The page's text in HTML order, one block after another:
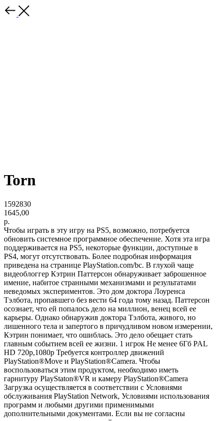
Torn
1592830
1645,00
р.
Чтобы играть в эту игру на PS5, возможно, потребуется
обновить системное программное обеспечение. Хотя эта игра
поддерживается на PS5, некоторые функции, доступные в
PS4, могут отсутствовать. Более подробная информация
приведена на странице PlayStation.com/bc. В глухой чаще
видеоблоггер Кэтрин Паттерсон обнаруживает заброшенное
имение, набитое странными механизмами и результатами
неведомых экспериментов. Это дом доктора Лоуренса
Тэлбота, пропавшего без вести 64 года тому назад. Паттерсон
осознает, что ей попалось дело на миллион, венец всей ее
карьеры. Однако обнаружив доктора Тэлбота, живого, но
лишенного тела и запертого в причудливом новом измерении,
Кэтрин понимает, что ошиблась. Это дело обещает стать
главным событием всей ее жизни. 1 игрок Не менее 6Гб PAL
HD 720p,1080p Требуется контроллер движений
PlayStation®Move и PlayStation®Camera. Чтобы
воспользоваться этим продуктом, необходимо иметь
гарнитуру PlayStaton®VR и камеру PlayStation®Camera
Загрузка осуществляется в соответствии с Условиями
обслуживания PlayStation Network, Условиями использования
программ и любыми другими применимыми
дополнительными документами. Если вы не согласны